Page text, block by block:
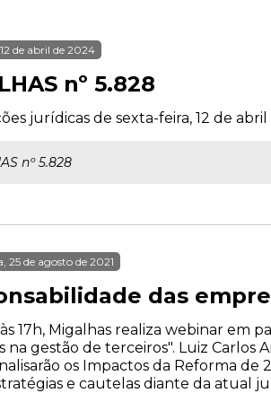
de abril de 2024
nº 5.828
jurídicas de sexta-feira, 12 de abril
nº 5.828
25 de agosto de 2021
das
17h, Migalhas realiza webinar em
na gestão de terceiros". Luiz Carlos
os Impactos da Reforma de
e cautelas diante da atual